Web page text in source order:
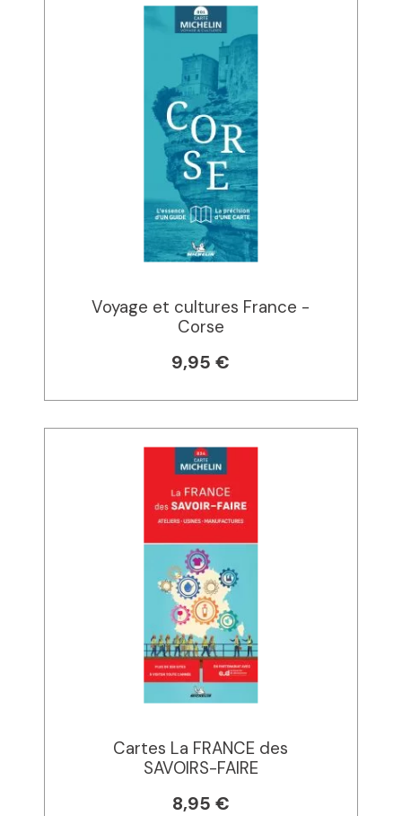
Voyage et cultures France -
Corse
9,95 €
Cartes La FRANCE des
SAVOIRS-FAIRE
8,95 €